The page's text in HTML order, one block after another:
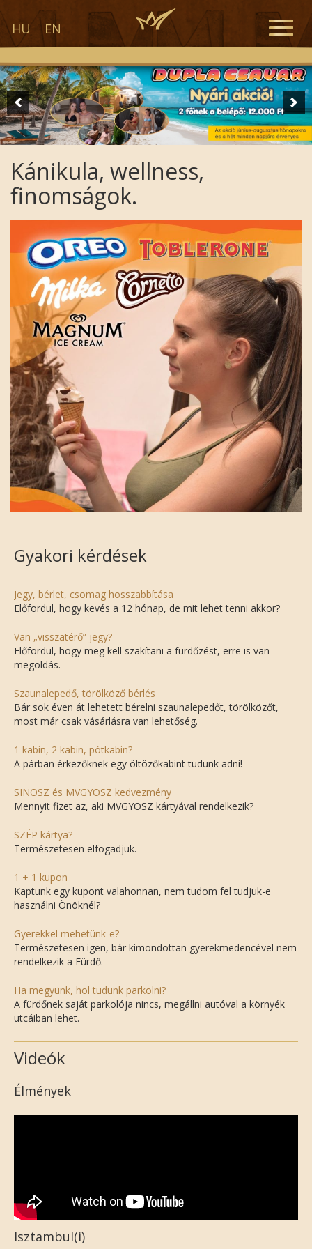
HU EN
Toggle
Kánikula, wellness,
finomságok.
Gyakori kérdések
Jegy, bérlet, csomag hosszabbítása
Előfordul, hogy kevés a 12 hónap, de mit lehet tenni akkor?
Van „visszatérő” jegy?
Előfordul, hogy meg kell szakítani a fürdőzést, erre is van
megoldás.
Szaunalepedő, törölköző bérlés
Bár sok éven át lehetett bérelni szaunalepedőt, törölközőt,
most már csak vásárlásra van lehetőség.
1 kabin, 2 kabin, pótkabin?
A párban érkezőknek egy öltözőkabint tudunk adni!
SINOSZ és MVGYOSZ kedvezmény
Mennyit fizet az, aki MVGYOSZ kártyával rendelkezik?
SZÉP kártya?
Természetesen elfogadjuk.
1 + 1 kupon
Kaptunk egy kupont valahonnan, nem tudom fel tudjuk-e
használni Önöknél?
Gyerekkel mehetünk-e?
Természetesen igen, bár kimondottan gyerekmedencével nem
rendelkezik a Fürdő.
Ha megyünk, hol tudunk parkolni?
A fürdőnek saját parkolója nincs, megállni autóval a környék
utcáiban lehet.
Videók
Élmények
Isztambul(i)